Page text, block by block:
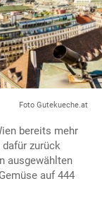
Foto Gutekueche.at
bereits mehr
zurück
ausgewählten
auf 444